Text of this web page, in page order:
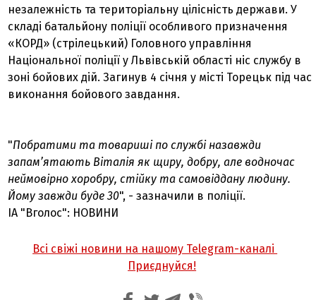
незалежність та територіальну цілісність держави. У
складі батальйону поліції особливого призначення
«КОРД» (стрілецький) Головного управління
Національної поліції у Львівській області ніс службу в
зоні бойових дій. Загинув 4 січня у місті Торецьк під час
виконання бойового завдання.
"Побратими та товариші по службі назавжди
запам’ятають Віталія як щиру, добру, але водночас
неймовірно хоробру, стійку та самовіддану людину.
Йому завжди буде 30", - зазначили в поліції.
ІА "Вголос": НОВИНИ
Всі свіжі новини на нашому Telegram-каналі
Приєднуйся!